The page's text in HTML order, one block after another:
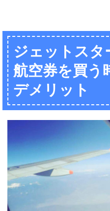
ジェットス
航空券を買う
デメリット